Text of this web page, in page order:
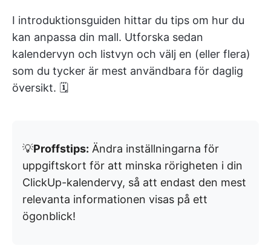
I introduktionsguiden hittar du tips om hur du
kan anpassa din mall. Utforska sedan
kalendervyn och listvyn och välj en (eller flera)
som du tycker är mest användbara för daglig
översikt. 🗓
💡Proffstips: Ändra inställningarna för
uppgiftskort för att minska rörigheten i din
ClickUp-kalendervy, så att endast den mest
relevanta informationen visas på ett
ögonblick!